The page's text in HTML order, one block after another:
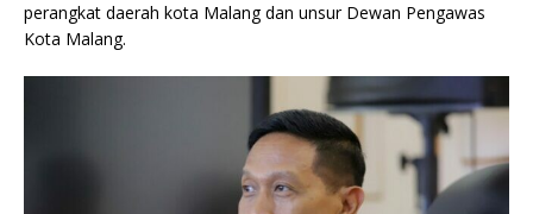
perangkat daerah kota Malang dan unsur Dewan Pengawas
Kota Malang.